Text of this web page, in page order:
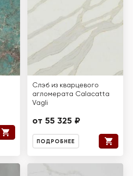
Слэб из кварцевого
агломерата Calacatta
Vagli
от 55 325 ₽
ПОДРОБНЕЕ